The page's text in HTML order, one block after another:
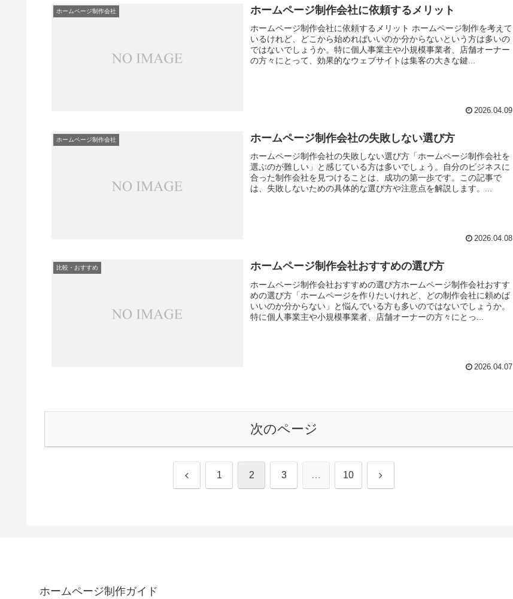
ホームページ制作会社 ホームページ制作会社に依頼するメリット
ホームページ制作会社に依頼するメリット ホームページ制作を考えて
いるけれど、どこから始めればいいのか分からないという方は多いの
ではないでしょうか。特に個人事業主や小規模事業者、店舗オーナー
の方々にとって、効果的なウェブサイトは集客の大きな鍵...
2026.04.09
ホームページ制作会社 ホームページ制作会社の失敗しない選び方
ホームページ制作会社の失敗しない選び方「ホームページ制作会社を
選ぶのが難しい」と感じている方は多いでしょう。自分のビジネスに
合った制作会社を見つけることは、成功の第一歩です。この記事で
は、失敗しないための具体的な選び方や注意点を解説します。...
2026.04.08
比較・おすすめ ホームページ制作会社おすすめの選び方
ホームページ制作会社おすすめの選び方ホームページ制作会社おすす
めの選び方「ホームページを作りたいけれど、どの制作会社に頼めば
いいのか分からない」と悩んでいる方も多いのではないでしょうか。
特に個人事業主や小規模事業者、店舗オーナーの方々にとっ...
2026.04.07
次のページ
前 1 2 3 … 10 次
ホームページ制作ガイド